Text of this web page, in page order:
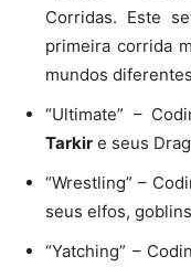
Corridas. Este
primeira corrida
mundos
“Ultimate” –
Tarkir e seus
“Wrestling” –
seus elfos,
“Yatching” –